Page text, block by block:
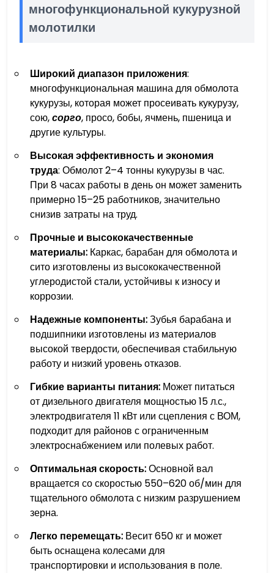
многофункциональной кукурузной
молотилки
Широкий диапазон приложения:
многофункциональная машина для обмолота
кукурузы, которая может просеивать кукурузу,
сою,сорго, просо, бобы, ячмень, пшеница и
другие культуры.
Высокая эффективность и экономия
труда: Обмолот 2–4 тонны кукурузы в час.
При 8 часах работы в день он может заменить
примерно 15–25 работников, значительно
снизив затраты на труд.
Прочные и высококачественные
материалы: Каркас, барабан для обмолота и
сито изготовлены из высококачественной
углеродистой стали, устойчивы к износу и
коррозии.
Надежные компоненты:Зубья барабана и
подшипники изготовлены из материалов
высокой твердости, обеспечивая стабильную
работу и низкий уровень отказов.
Гибкие варианты питания: Может питаться
от дизельного двигателя мощностью 15 л.с.,
электродвигателя 11 кВт или сцепления с ВОМ,
подходит для районов с ограниченным
электроснабжением или полевых работ.
Оптимальная скорость:Основной вал
вращается со скоростью 550–620 об/мин для
тщательного обмолота с низким разрушением
зерна.
Легко перемещать: Весит 650 кг и может
быть оснащена колесами для
транспортировки и использования в поле.